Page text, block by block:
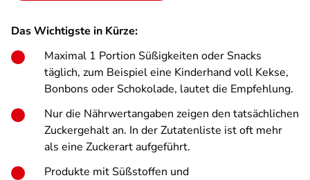
Das Wichtigste in Kürze:
Maximal 1 Portion Süßigkeiten oder Snacks
täglich, zum Beispiel eine Kinderhand voll Kekse,
Bonbons oder Schokolade, lautet die Empfehlung.
Nur die Nährwertangaben zeigen den tatsächlichen
Zuckergehalt an. In der Zutatenliste ist oft mehr
als eine Zuckerart aufgeführt.
Produkte mit Süßstoffen und